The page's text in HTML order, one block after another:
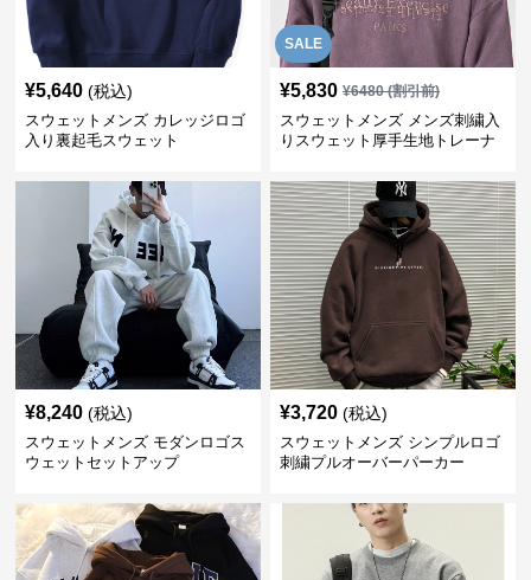
¥5,640 (税込)
スウェットメンズ カレッジロゴ
入り裏起毛スウェット
SALE
¥5,830 ¥6480(割引前)
スウェットメンズ メンズ刺繍入
りスウェット厚手生地トレーナ
¥8,240 (税込)
スウェットメンズ モダンロゴス
ウェットセットアップ
¥3,720 (税込)
スウェットメンズ シンプルロゴ
刺繍プルオーバーパーカー